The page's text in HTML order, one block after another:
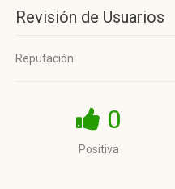
Revisión de Usuarios
Reputación
0
Positiva